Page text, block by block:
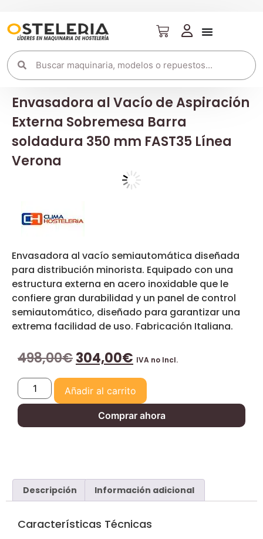
Envasadora al Vacío de Aspiración
Externa Sobremesa Barra
soldadura 350 mm FAST35 Línea
Verona
Envasadora al vacío semiautomática diseñada
para distribución minorista. Equipado con una
estructura externa en acero inoxidable que le
confiere gran durabilidad y un panel de control
semiautomático, diseñado para garantizar una
extrema facilidad de uso. Fabricación Italiana.
498,00€304,00€ IVA no Incl.
Añadir al carrito
Comprar ahora
Descripción Información adicional
Características Técnicas